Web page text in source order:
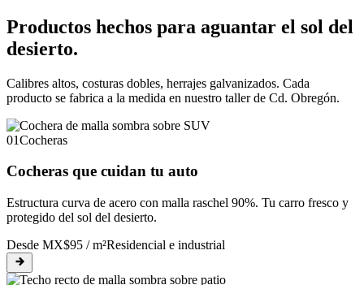
Productos hechos para aguantar el sol del
desierto.
Calibres altos, costuras dobles, herrajes galvanizados. Cada
producto se fabrica a la medida en nuestro taller de Cd. Obregón.
01Cocheras
Cocheras que cuidan tu auto
Estructura curva de acero con malla raschel 90%. Tu carro fresco y
protegido del sol del desierto.
Desde MX$95 / m²Residencial e industrial